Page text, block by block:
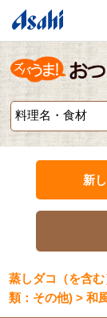
新
蒸しダコ（を含
類：その他) > 和